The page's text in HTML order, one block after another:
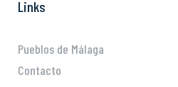
Links
Pueblos de Málaga
Contacto